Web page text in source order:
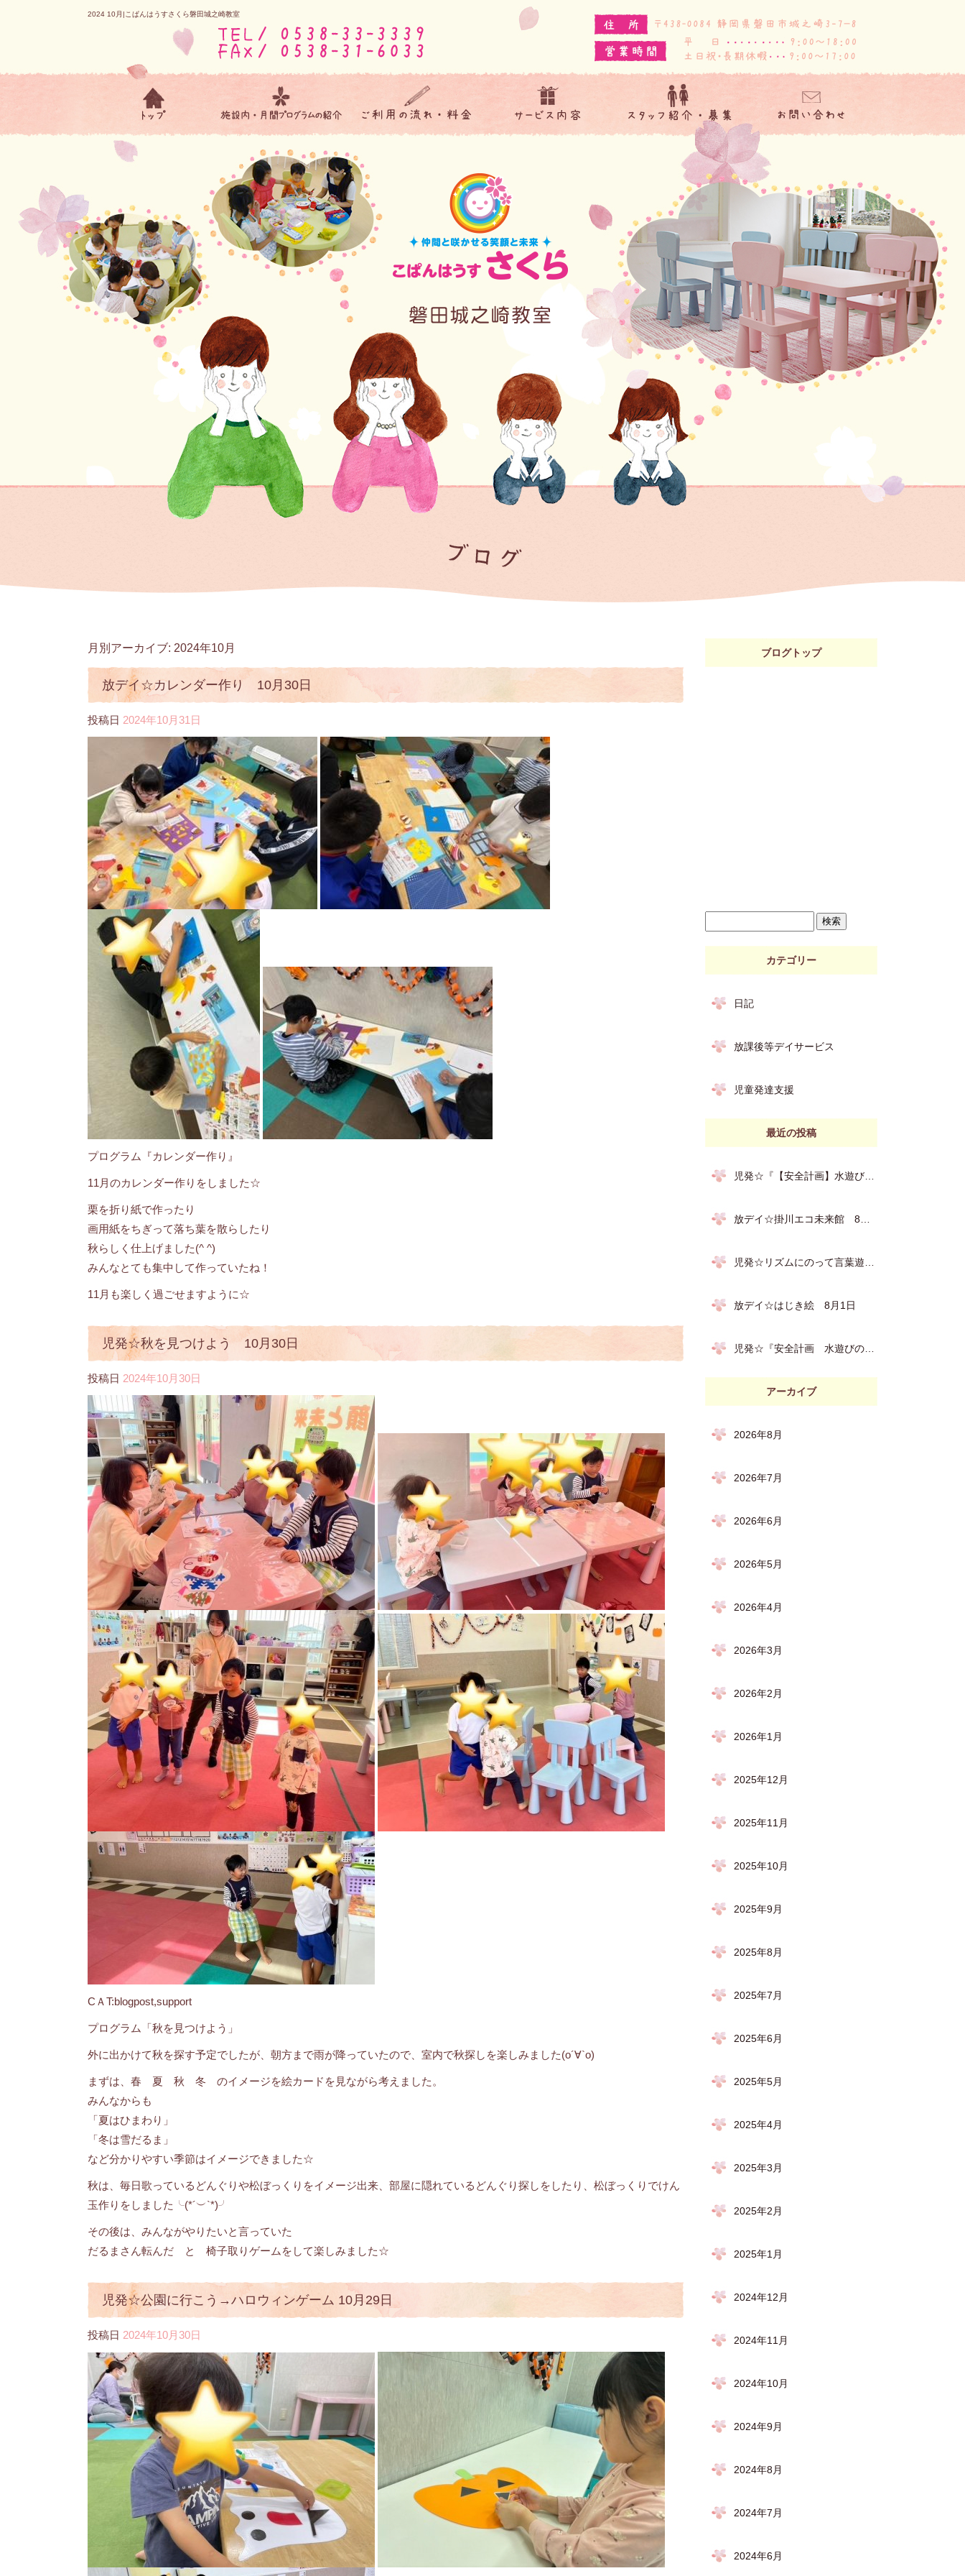
2024 10月|こぱんはうすさくら磐田城之崎教室
月別アーカイブ: 2024年10月
放デイ☆カレンダー作り 10月30日
投稿日 2024年10月31日
プログラム『カレンダー作り』
11月のカレンダー作りをしました☆
栗を折り紙で作ったり
画用紙をちぎって落ち葉を散らしたり
秋らしく仕上げました(^ ^)
みんなとても集中して作っていたね！
11月も楽しく過ごせますように☆
児発☆秋を見つけよう 10月30日
投稿日 2024年10月30日
CＡT:blogpost,support
プログラム「秋を見つけよう」
外に出かけて秋を探す予定でしたが、朝方まで雨が降っていたので、室内で秋探しを楽しみました(о´∀`о)
まずは、春 夏 秋 冬 のイメージを絵カードを見ながら考えました。
みんなからも
「夏はひまわり」
「冬は雪だるま」
など分かりやすい季節はイメージできました☆
秋は、毎日歌っているどんぐりや松ぼっくりをイメージ出来、部屋に隠れているどんぐり探しをしたり、松ぼっくりでけん
玉作りをしました╰(*´︶`*)╯
その後は、みんながやりたいと言っていた
だるまさん転んだ と 椅子取りゲームをして楽しみました☆
児発☆公園に行こう→ハロウィンゲーム 10月29日
投稿日 2024年10月30日
ブログトップ
カテゴリー
日記
放課後等デイサービス
児童発達支援
最近の投稿
放デイ☆はじき絵 8月1日
アーカイブ
2026年8月
2026年7月
2026年6月
2026年5月
2026年4月
2026年3月
2026年2月
2026年1月
2025年12月
2025年11月
2025年10月
2025年9月
2025年8月
2025年7月
2025年6月
2025年5月
2025年4月
2025年3月
2025年2月
2025年1月
2024年12月
2024年11月
2024年10月
2024年9月
2024年8月
2024年7月
2024年6月